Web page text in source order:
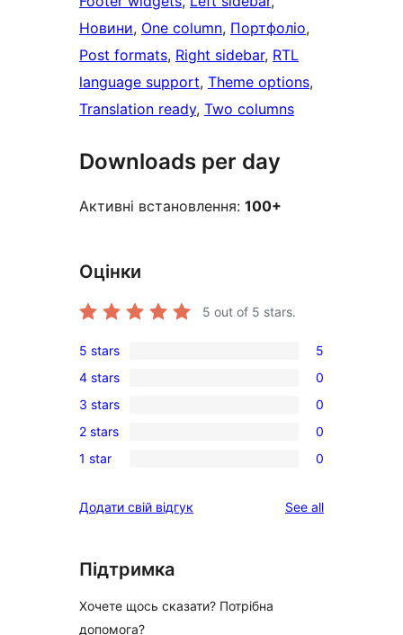
Новини, One column, Портфоліо
Post formats, Right sidebar, RTL
language support, Theme options
Translation ready, Two columns
Downloads per day
Активні встановлення: 100+
Оцінки
5 out of 5 stars.
5
5-
star
reviews
5 stars 5
0
4-
star
reviews
4 stars 0
0
3-
star
3 stars 0
0
2-
reviews
2 stars 0
0
star
1 star 0
Додати свій відгук See allreviews
Підтримка
Хочете щось сказати? Потрібна
допомога?